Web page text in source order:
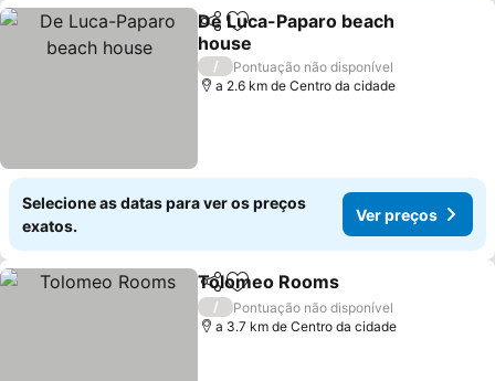
PartilharAdicionar aos favoritos
De Luca-Paparo beach
house
/
Pontuação não disponível
a 2.6 km de Centro da cidade
Selecione as datas para ver os preços
exatos.
Ver preços
PartilharAdicionar aos favoritos
Tolomeo Rooms
/
Pontuação não disponível
a 3.7 km de Centro da cidade